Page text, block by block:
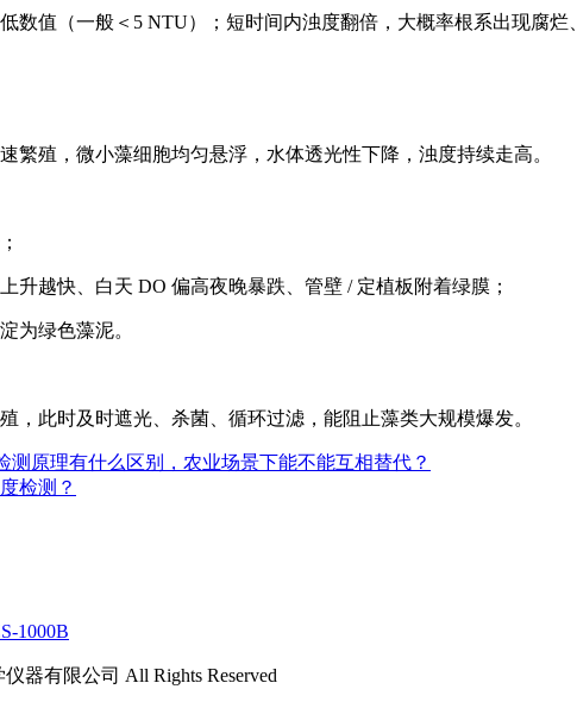
数值（一般＜5 NTU）；短时间内浊度翻倍，大概率根系出现腐烂
繁殖，微小藻细胞均匀悬浮，水体透光性下降，浊度持续走高。
升越快、白天 DO 偏高夜晚暴跌、管壁 / 定植板附着绿膜；
为绿色藻泥。
，此时及时遮光、杀菌、循环过滤，能阻止藻类大规模爆发。
测原理有什么区别，农业场景下能不能互相替代？
检测？
1000B
仪器有限公司 All Rights Reserved